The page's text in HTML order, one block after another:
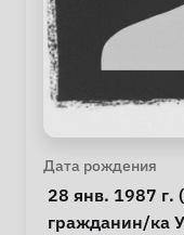
Личная
Дата рождения
28 янв. 1987 г.
Особые
гражданин/ка